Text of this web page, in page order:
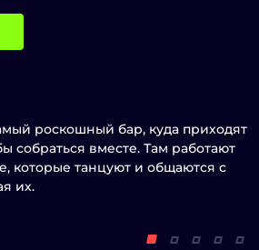
роскошный бар, куда приходят
собраться вместе. Там работают
которые танцуют и общаются с
их.